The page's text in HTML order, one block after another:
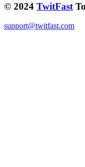
© 2024 TwitFast
support@twitfast.com